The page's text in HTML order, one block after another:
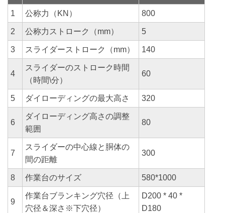
1 公称力（KN） 800
2 公称力ストローク（mm） 5
3 スライダーストローク（mm） 140
4
スライダーのストローク時間
（時間\分）
60
5 ダイローディングの最大高さ 320
6
ダイローディング高さの調整
範囲
80
7
スライダーの中心線と胴体の
間の距離
300
8 作業台のサイズ 580*1000
9
作業台ブランキング穴径（上
穴径＆深さ※下穴径）
D200 * 40 *
D180